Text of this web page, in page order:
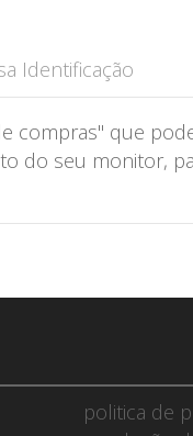
Identificação
compras" que
do seu monitor,
politica de